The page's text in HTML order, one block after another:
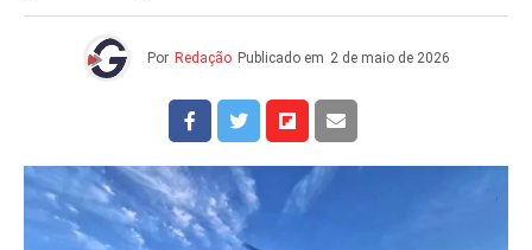
Por Redação Publicado em 2 de maio de 2026